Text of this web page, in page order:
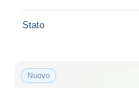
Stato
Nuovo